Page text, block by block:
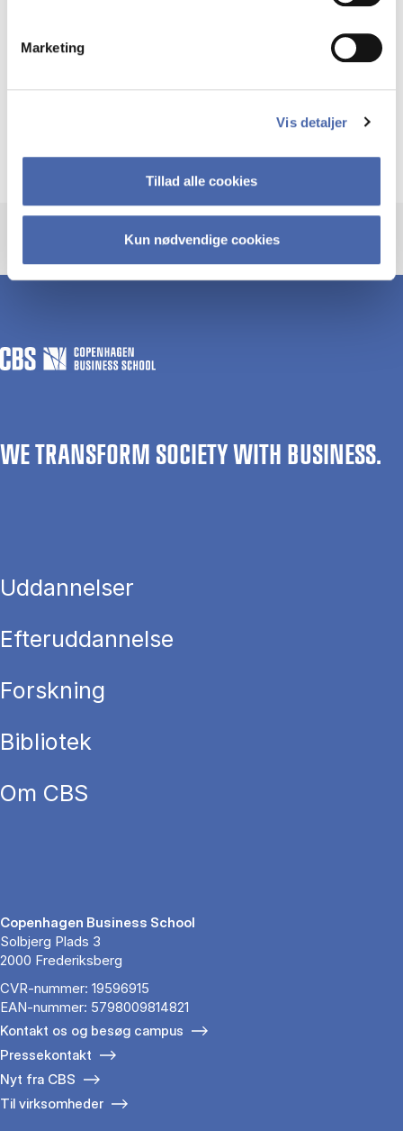
Marketing
Vis detaljer
Tillad alle cookies
Kun nødvendige cookies
English
WE TRANSFORM SOCIETY WITH BUSINESS.
Uddannelser
Efteruddannelse
Forskning
Bibliotek
Om CBS
Copenhagen Business School
Solbjerg Plads 3
2000 Frederiksberg
CVR-nummer: 19596915
EAN-nummer: 5798009814821
Kontakt os og besøg campus
Pressekontakt
Nyt fra CBS
Til virksomheder